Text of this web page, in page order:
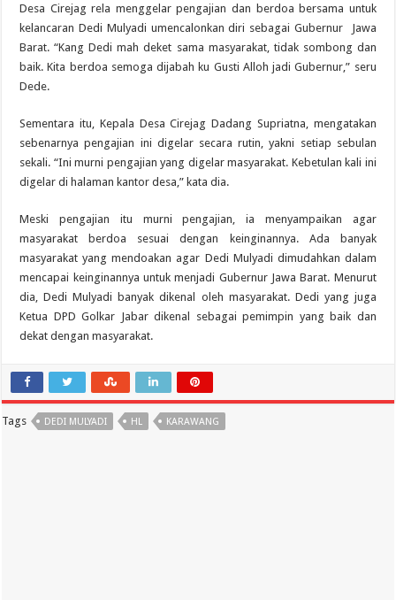
Desa Cirejag rela menggelar pengajian dan berdoa bersama untuk
kelancaran Dedi Mulyadi umencalonkan diri sebagai Gubernur Jawa
Barat. “Kang Dedi mah deket sama masyarakat, tidak sombong dan
baik. Kita berdoa semoga dijabah ku Gusti Alloh jadi Gubernur,” seru
Dede.
Sementara itu, Kepala Desa Cirejag Dadang Supriatna, mengatakan
sebenarnya pengajian ini digelar secara rutin, yakni setiap sebulan
sekali. “Ini murni pengajian yang digelar masyarakat. Kebetulan kali ini
digelar di halaman kantor desa,” kata dia.
Meski pengajian itu murni pengajian, ia menyampaikan agar
masyarakat berdoa sesuai dengan keinginannya. Ada banyak
masyarakat yang mendoakan agar Dedi Mulyadi dimudahkan dalam
mencapai keinginannya untuk menjadi Gubernur Jawa Barat. Menurut
dia, Dedi Mulyadi banyak dikenal oleh masyarakat. Dedi yang juga
Ketua DPD Golkar Jabar dikenal sebagai pemimpin yang baik dan
dekat dengan masyarakat.
Tags DEDI MULYADI HL KARAWANG